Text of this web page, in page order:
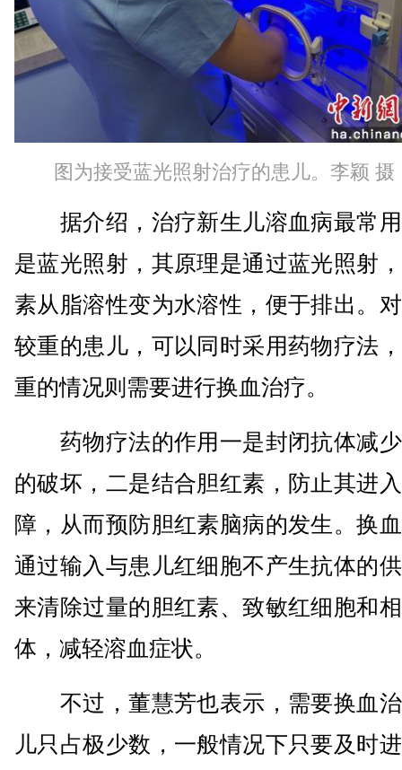
图为接受蓝光照射治疗的患儿。李颖 摄
据介绍，治疗新生儿溶血病最常
是蓝光照射，其原理是通过蓝光照射
素从脂溶性变为水溶性，便于排出。
较重的患儿，可以同时采用药物疗法
重的情况则需要进行换血治疗。
药物疗法的作用一是封闭抗体减
的破坏，二是结合胆红素，防止其进
障，从而预防胆红素脑病的发生。换
通过输入与患儿红细胞不产生抗体的
来清除过量的胆红素、致敏红细胞和
体，减轻溶血症状。
不过，董慧芳也表示，需要换血
儿只占极少数，一般情况下只要及时